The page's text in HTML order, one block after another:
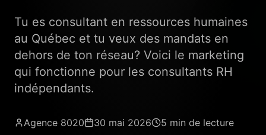
Tu es consultant en ressources humaines
au Québec et tu veux des mandats en
dehors de ton réseau? Voici le marketing
qui fonctionne pour les consultants RH
indépendants.
Agence 8020 30 mai 2026 5 min de lecture